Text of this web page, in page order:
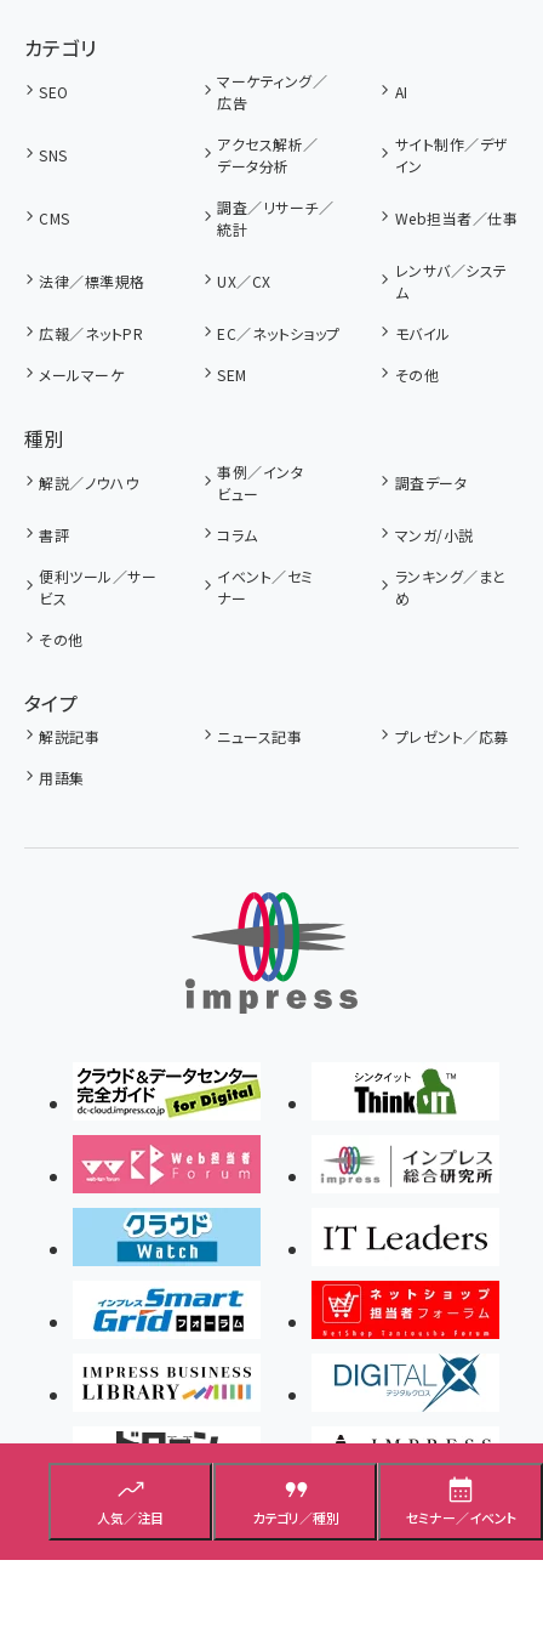
人気／注目 カテゴリ／種別 セミナー／イベント
カテゴリ
SEO
マーケティング／
広告
AI
SNS
アクセス解析／
データ分析
サイト制作／デザ
イン
CMS
調査／リサーチ／
統計
Web担当者／仕事
法律／標準規格 UX／CX
レンサバ／システ
ム
広報／ネットPR
EC／ネットショップ
モバイル
メールマーケ
SEM その他
種別
解説／ノウハウ
事例／インタ
ビュー
調査データ
書評 コラム
マンガ/小説
便利ツール／サー
ビス
イベント／セミ
ナー
ランキング／まと
め
その他
タイプ
解説記事 ニュース記事
プレゼント／応募
用語集